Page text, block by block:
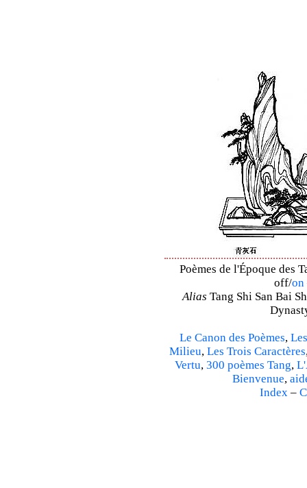
Poèmes de l'Époque des
off/on
Alias Tang Shi San Bai
Le Canon des Poèmes,
Milieu, Les Trois Caractères
Vertu, 300 poèmes Tang,
Bienvenue,
Index–